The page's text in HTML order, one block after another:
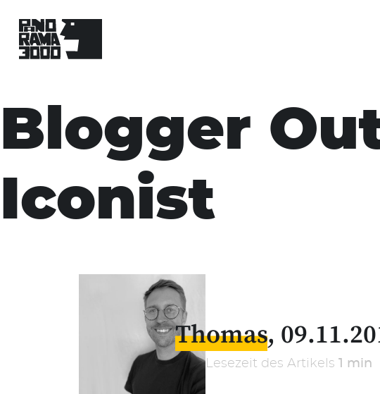
content
Blogger
Iconist
Thomas
Lesezeit des Artikels 1 min